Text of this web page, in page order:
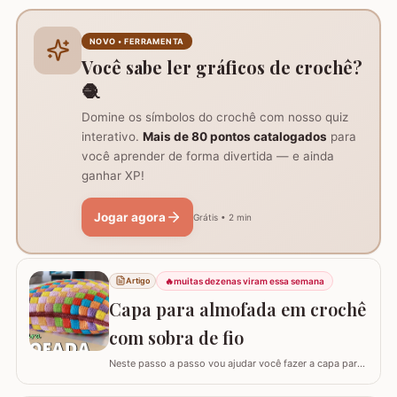
crie uma peça volumosa e encantadora, perfeita para
trilhos de mesa, aplicações em tapetes ou…
NOVO • FERRAMENTA
Você sabe ler gráficos de crochê?
🧶
Domine os símbolos do crochê com nosso quiz
interativo. Mais de 80 pontos catalogados para
você aprender de forma divertida — e ainda
ganhar XP!
Jogar agora Grátis • 2 min
Artigo 🔥muitas dezenas viram essa semana
Capa para almofada em crochê
com sobra de fio
Neste passo a passo vou ajudar você fazer a capa para